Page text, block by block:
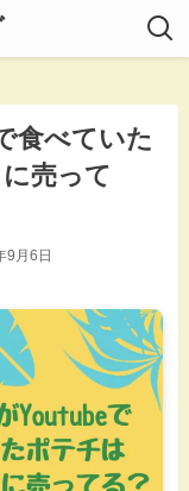
食べていた
売って
9月6日